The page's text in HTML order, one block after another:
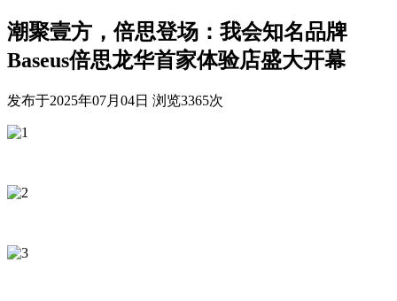
潮聚壹方，倍思登场：我会知名品牌
Baseus倍思龙华首家体验店盛大开幕
发布于2025年07月04日 浏览3365次